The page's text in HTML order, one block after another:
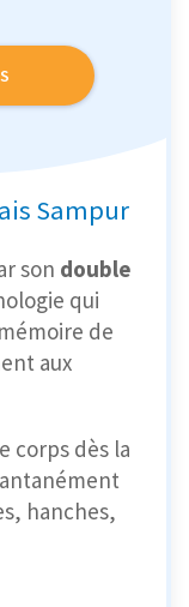
Sampur
son double
qui
de
aux
corps dès la
hanches,